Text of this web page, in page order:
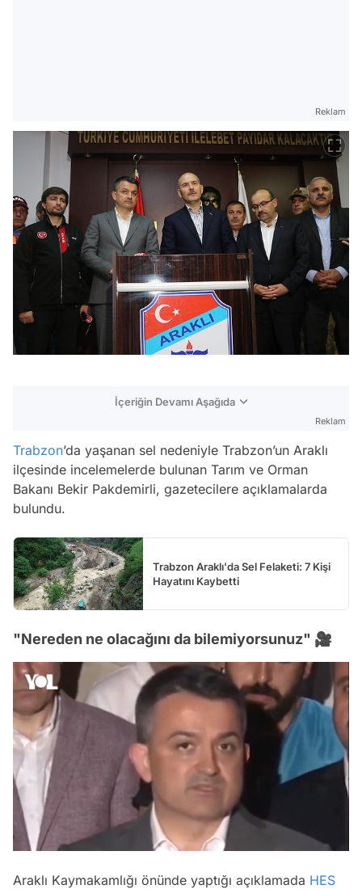
Reklam
İçeriğin Devamı Aşağıda
Reklam
Trabzon’da yaşanan sel nedeniyle Trabzon’un Araklı
ilçesinde incelemelerde bulunan Tarım ve Orman
Bakanı Bekir Pakdemirli, gazetecilere açıklamalarda
bulundu.
Trabzon Araklı'da Sel Felaketi: 7 Kişi
Hayatını Kaybetti
"Nereden ne olacağını da bilemiyorsunuz" 🎥
Araklı Kaymakamlığı önünde yaptığı açıklamada HES